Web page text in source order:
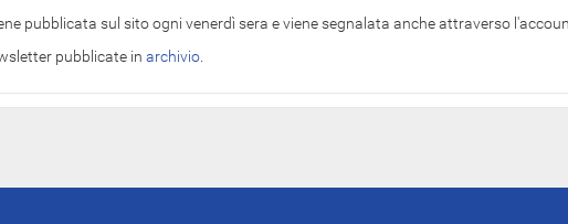
pubblicata sul sito ogni venerdì sera e viene segnalata anche attraverso
pubblicate in archivio